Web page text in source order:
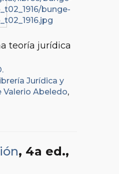
teoría jurídica
Jurídica y
Valerio Abeledo,
, 4a ed.,